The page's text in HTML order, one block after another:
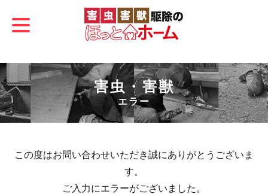
害虫・害獣
エラー
この度はお問い合わせいただき誠にありがとうございま
す。
ご入力にエラーがございました。